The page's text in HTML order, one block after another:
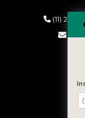
(11)